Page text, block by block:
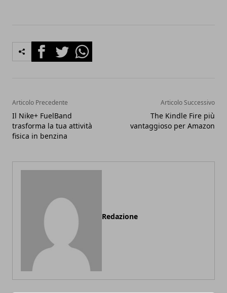
FacebookTwitterWhatsapp
Articolo Precedente
Il Nike+ FuelBand
trasforma la tua attività
fisica in benzina
Articolo Successivo
The Kindle Fire più
vantaggioso per Amazon
Redazione